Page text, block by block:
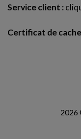
Service client :
Certificat de
2026